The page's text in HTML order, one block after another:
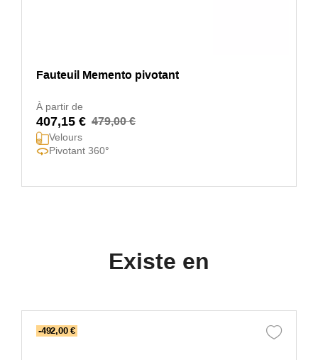
Fauteuil Memento pivotant
À partir de
407,15 € 479,00 €
Velours
Pivotant 360°
Existe en
-492,00 €